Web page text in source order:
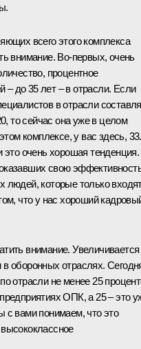
всего этого комплекса
внимание. Во‑первых, очень
процентное
до 35 лет – в отрасли. Если
в отрасли
то сейчас она уже в целом
комплексе, у вас здесь, 33.
очень хорошая тенденция.
свою
людей, которые только
что у нас хороший
внимание. Увеличивается
оборонных отраслях.
отрасли не менее 25
ОПК, а 25 – это
с вами понимаем, что это